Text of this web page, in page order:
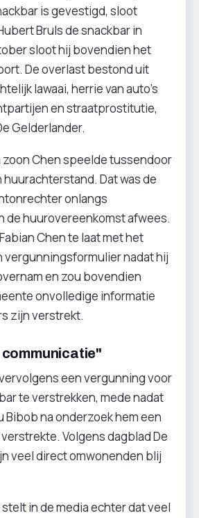
is gevestigd, sloot
Bruls de snackbar in
sloot hij bovendien het
De overlast bestond uit
lawaai, herrie van auto’s
en straatprostitutie,
Gelderlander.
zoon Chen speelde tussendoor
huurachterstand. Dat was de
onlangs
de huurovereenkomst afwees.
Chen te laat met het
vergunningsformulier nadat hij
en zou bovendien
onvolledige informatie
zijn verstrekt.
een vergunning voor
te verstrekken, mede nadat
Bibob na onderzoek hem een
Volgens dagblad De
veel direct omwonenden blij
in de media echter dat veel